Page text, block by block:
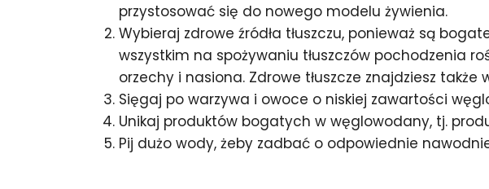
przystosować się do nowego modelu żywienia.
Wybieraj zdrowe źródła tłuszczu, ponieważ są
wszystkim na spożywaniu tłuszczów pochodzenia
orzechy i nasiona. Zdrowe tłuszcze znajdziesz także
Sięgaj po warzywa i owoce o niskiej zawartości
Unikaj produktów bogatych w węglowodany, tj.
Pij dużo wody, żeby zadbać o odpowiednie